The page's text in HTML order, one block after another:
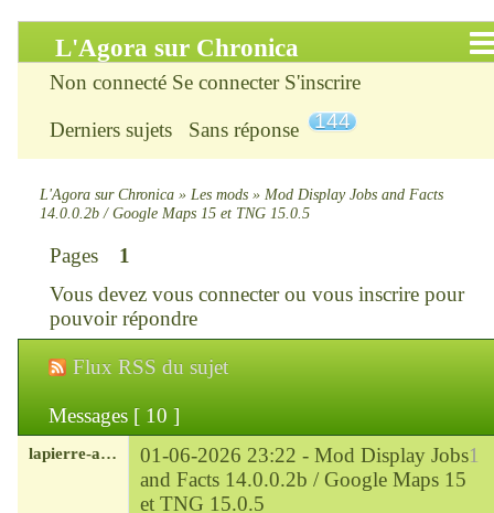
L'Agora sur Chronica
Accueil
Infos
Chercher
S’inscrire
Connexion
Chronica : le site
ChroniKat : les liens
CONTACT
Non connecté Se connecter S'inscrire
Derniers sujets Sans réponse 144
L'Agora sur Chronica » Les mods » Mod Display Jobs and Facts
14.0.0.2b / Google Maps 15 et TNG 15.0.5
Pages
1
Vous devez vous connecterou vous inscrirepour
pouvoir répondre
Flux RSS du sujet
Messages [ 10 ]
1
lapierre-amerique 01-06-2026 23:22 - Mod Display Jobs
and Facts 14.0.0.2b / Google Maps 15
et TNG 15.0.5